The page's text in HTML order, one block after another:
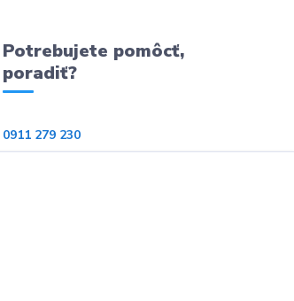
Potrebujete pomôcť,
poradiť?
0911 279 230